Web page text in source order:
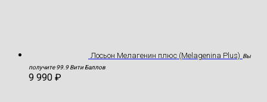
Лосьон Мелагенин плюс (Melagenina Plus) Вы
получите 99.9 Вити Баллов
9 990 ₽